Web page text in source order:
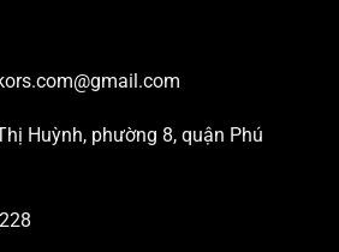
Huỳnh, phường 8, quận Phú